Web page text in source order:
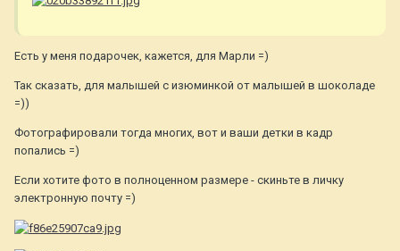
Есть у меня подарочек, кажется, для Марли =)
Так сказать, для малышей с изюминкой от малышей в шоколаде
=))
Фотографировали тогда многих, вот и ваши детки в кадр
попались =)
Если хотите фото в полноценном размере - скиньте в личку
электронную почту =)